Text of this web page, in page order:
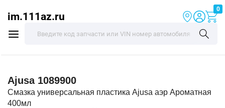
im.111az.ru
0
Ajusa 1089900
Смазка универсальная пластика Ajusa аэр Ароматная
400мл